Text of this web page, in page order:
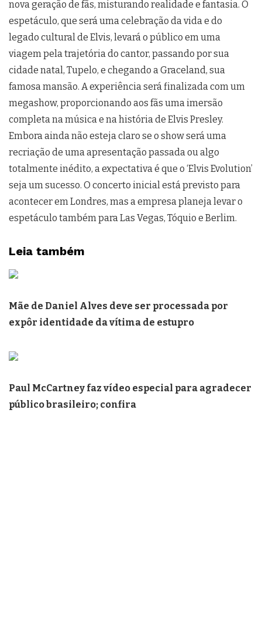
nova geração de fãs, misturando realidade e fantasia. O
espetáculo, que será uma celebração da vida e do
legado cultural de Elvis, levará o público em uma
viagem pela trajetória do cantor, passando por sua
cidade natal, Tupelo, e chegando a Graceland, sua
famosa mansão. A experiência será finalizada com um
megashow, proporcionando aos fãs uma imersão
completa na música e na história de Elvis Presley.
Embora ainda não esteja claro se o show será uma
recriação de uma apresentação passada ou algo
totalmente inédito, a expectativa é que o ‘Elvis Evolution’
seja um sucesso. O concerto inicial está previsto para
acontecer em Londres, mas a empresa planeja levar o
espetáculo também para Las Vegas, Tóquio e Berlim.
Leia também
Mãe de Daniel Alves deve ser processada por
expôr identidade da vítima de estupro
Paul McCartney faz vídeo especial para agradecer
público brasileiro; confira